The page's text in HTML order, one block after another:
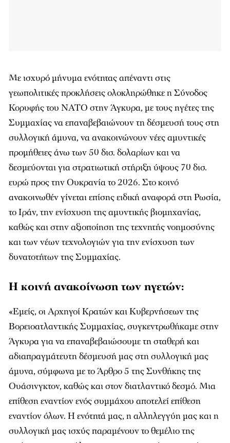
Με ισχυρό μήνυμα ενότητας απέναντι στις
γεωπολιτικές προκλήσεις ολοκληρώθηκε η Σύνοδος
Κορυφής του ΝΑΤΟ στην Άγκυρα, με τους ηγέτες της
Συμμαχίας να επαναβεβαιώνουν τη δέσμευσή τους στη
συλλογική άμυνα, να ανακοινώνουν νέες αμυντικές
προμήθειες άνω των 50 δισ. δολαρίων και να
δεσμεύονται για στρατιωτική στήριξη ύψους 70 δισ.
ευρώ προς την Ουκρανία το 2026. Στο κοινό
ανακοινωθέν γίνεται επίσης ειδική αναφορά στη Ρωσία,
το Ιράν, την ενίσχυση της αμυντικής βιομηχανίας,
καθώς και στην αξιοποίηση της τεχνητής νοημοσύνης
και των νέων τεχνολογιών για την ενίσχυση των
δυνατοτήτων της Συμμαχίας.
Η κοινή ανακοίνωση των ηγετών:
«Εμείς, οι Αρχηγοί Κρατών και Κυβερνήσεων της
Βορειοατλαντικής Συμμαχίας, συγκεντρωθήκαμε στην
Άγκυρα για να επαναβεβαιώσουμε τη σταθερή και
αδιαπραγμάτευτη δέσμευσή μας στη συλλογική μας
άμυνα, σύμφωνα με το Άρθρο 5 της Συνθήκης της
Ουάσινγκτον, καθώς και στον διατλαντικό δεσμό. Μια
επίθεση εναντίον ενός συμμάχου αποτελεί επίθεση
εναντίον όλων. Η ενότητά μας, η αλληλεγγύη μας και η
συλλογική μας ισχύς παραμένουν το θεμέλιο της